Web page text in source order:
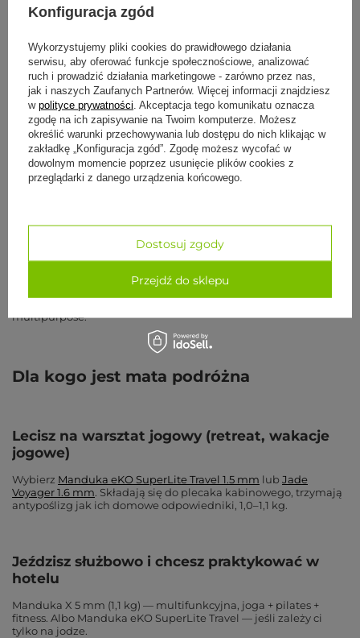
6 mm nie zwija się kompaktowo.
kabinowego, nie chcesz nosić 2 kg po lotnisku.
Składanie w kosteczkę— większość podróżnych mat
ma fabrycznie pozwijane spody, które umożliwiają
złożenie do kwadratu (nie tylko zwijanie w rolkę).
Antypoślizg jak w domowej— sale w hotelach mają
śliskie podłogi (parkiet, gres, terakota), więc antypoślizg
musi działać.
Trwałość drugorzędna— na 5–10 sesji w roku nie
Najlepsza mata podróżna tokauczuk 1.5–1.6 mm
2 mm. Manduka eKO SuperLite Travel 1.5 mm (1,0 kg) i Jade
Voyager 1.6 mm (1,0 kg) to dwa najbardziej rozpoznawalne
modele. Dla osób, które chcą jednej maty na podróże +
multipurpose.
Dla kogo jest mata podróżna
Lecisz na warsztat jogowy (retreat, wakacje
jogowe)
Wybierz Manduka eKO SuperLite Travel 1.5 mm lub Jade
Voyager 1.6 mm. Składają się do plecaka kabinowego, trzymają
antypoślizg jak ich domowe odpowiedniki, 1,0–1,1 kg.
Jeździsz służbowo i chcesz praktykować w
hotelu
Manduka X 5 mm (1,1 kg) — multifunkcyjna, joga + pilates +
fitness. Albo Manduka eKO SuperLite Travel — jeśli zależy ci
tylko na jodze.
Konfiguracja zgód
Wykorzystujemy pliki cookies do prawidłowego działania
serwisu, aby oferować funkcje społecznościowe, analizować
ruch i prowadzić działania marketingowe - zarówno przez nas,
jak i naszych Zaufanych Partnerów. Więcej informacji znajdziesz
w polityce prywatności . Akceptacja tego komunikatu oznacza
zgodę na ich zapisywanie na Twoim komputerze. Możesz
określić warunki przechowywania lub dostępu do nich klikając w
zakładkę „Konfiguracja zgód”. Zgodę możesz wycofać w
dowolnym momencie poprzez usunięcie plików cookies z
przeglądarki z danego urządzenia końcowego.
Dostosuj zgody
Przejdź do sklepu